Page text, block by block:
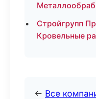
Стройгрупп
Кровельные
← Все